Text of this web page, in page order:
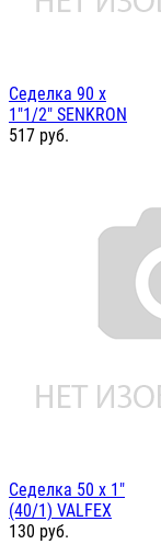
Седелка 90 х
1"1/2" SENKRON
517 руб.
Седелка 50 х 1"
(40/1) VALFEX
130 руб.